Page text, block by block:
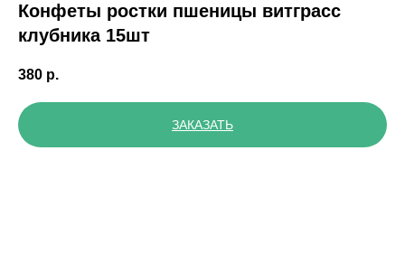
Конфеты ростки пшеницы витграсс
клубника 15шт
380 р.
ЗАКАЗАТЬ